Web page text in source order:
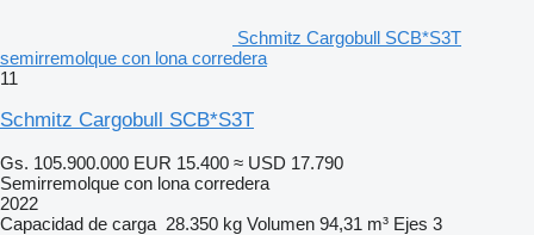
Schmitz Cargobull SCB*S3T
semirremolque con lona corredera
11
Schmitz Cargobull SCB*S3T
Gs. 105.900.000 EUR 15.400 ≈ USD 17.790
Semirremolque con lona corredera
2022
Capacidad de carga 28.350 kg Volumen 94,31 m³ Ejes 3